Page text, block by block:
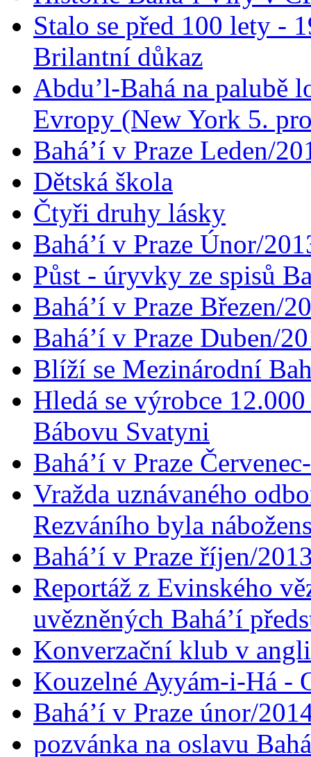
Stalo se před 100 lety -
Brilantní důkaz
Abdu’l-Bahá na palubě
Evropy (New York 5.
Bahá’í v Praze Leden/
Dětská škola
Čtyři druhy lásky
Bahá’í v Praze Únor/
Půst - úryvky ze spisů
Bahá’í v Praze Březen/
Bahá’í v Praze Duben/
Blíží se Mezinárodní
Hledá se výrobce
Bábovu Svatyni
Bahá’í v Praze
Vražda uznávaného
Rezváního byla
Bahá’í v Praze říjen/
Reportáž z Evinského
uvězněných Bahá’í
Konverzační klub v
Kouzelné Ayyám-i-Há -
Bahá’í v Praze únor/
pozvánka na oslavu